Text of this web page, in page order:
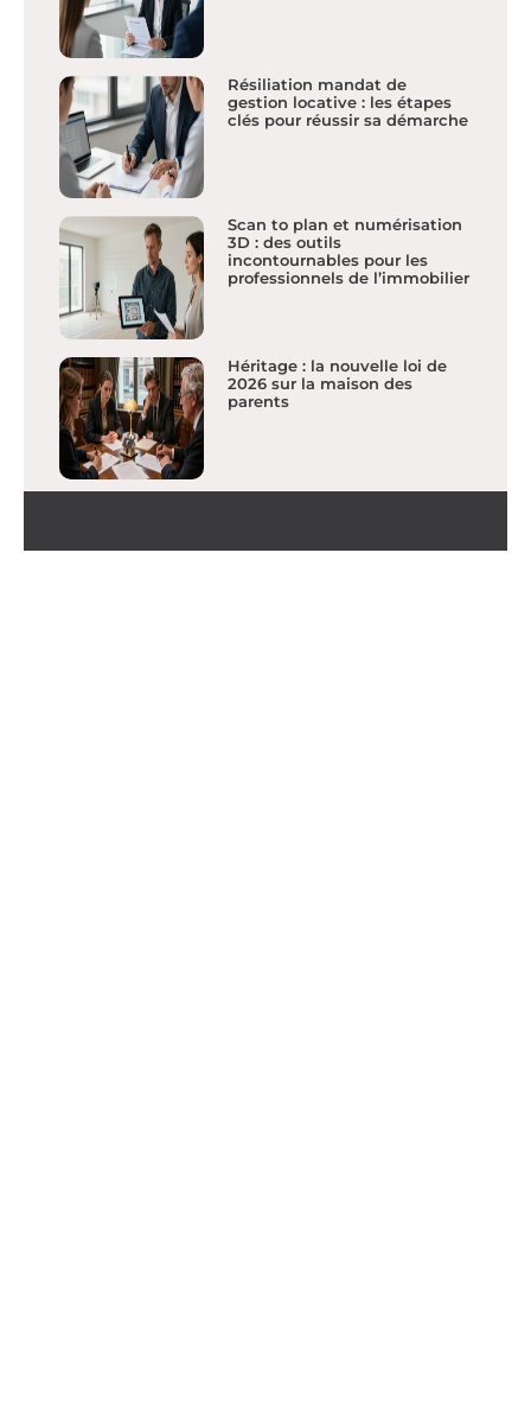
Résiliation mandat de
gestion locative : les étapes
clés pour réussir sa démarche
Scan to plan et numérisation
3D : des outils
incontournables pour les
professionnels de l’immobilier
Héritage : la nouvelle loi de
2026 sur la maison des
parents